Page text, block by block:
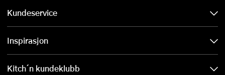
Kundeservice
Inspirasjon
Kitch´n kundeklubb